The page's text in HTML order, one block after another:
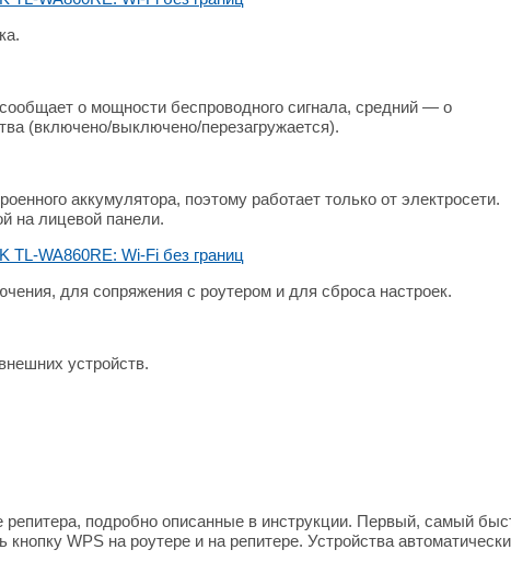
о мощности беспроводного сигнала, средний — о
(включено/выключено/перезагружается).
аккумулятора, поэтому работает только от электросети.
на лицевой панели.
для сопряжения с роутером и для сброса настроек.
устройств.
репитера, подробно описанные в инструкции. Первый, самый
WPS на роутере и на репитере. Устройства автоматически